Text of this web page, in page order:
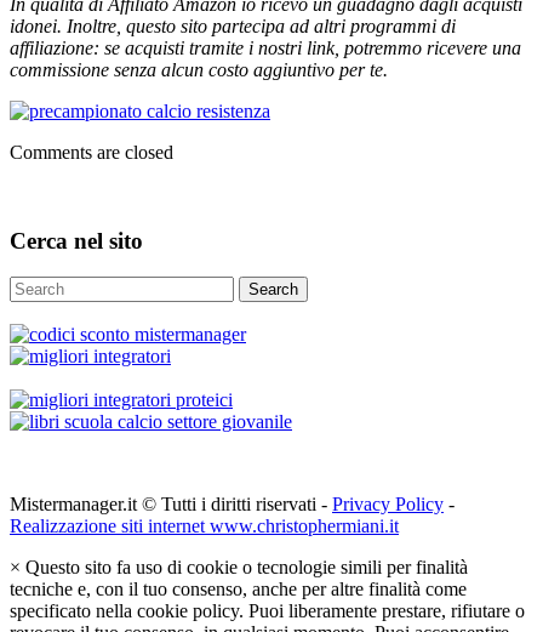
calcio
resistenza
idonei. Inoltre, questo sito partecipa ad altri programmi di
affiliazione: se acquisti tramite i nostri link, potremmo ricevere una
commissione senza alcun costo aggiuntivo per te.
Comments are closed
Cerca nel sito
Search
Mistermanager.it © Tutti i diritti riservati - Privacy Policy -
Realizzazione siti internet www.christophermiani.it
× Questo sito fa uso di cookie o tecnologie simili per finalità
tecniche e, con il tuo consenso, anche per altre finalità come
specificato nella cookie policy. Puoi liberamente prestare, rifiutare o